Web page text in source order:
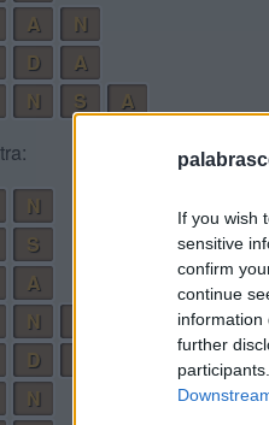
If you wish
sensitive
confirm
continue
information
further
A
N
D
A
N S
A
N
S
A
N
D
N